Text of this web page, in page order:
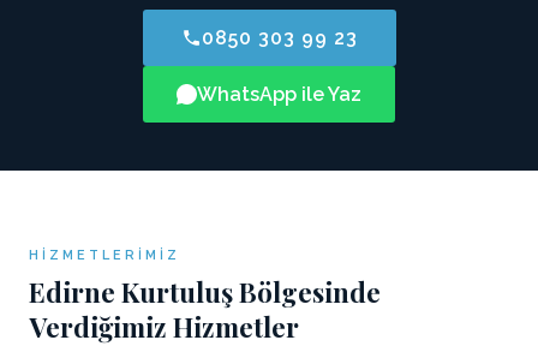
0850 303 99 23
WhatsApp ile Yaz
HIZMETLERIMIZ
Edirne Kurtuluş Bölgesinde
Verdiğimiz Hizmetler